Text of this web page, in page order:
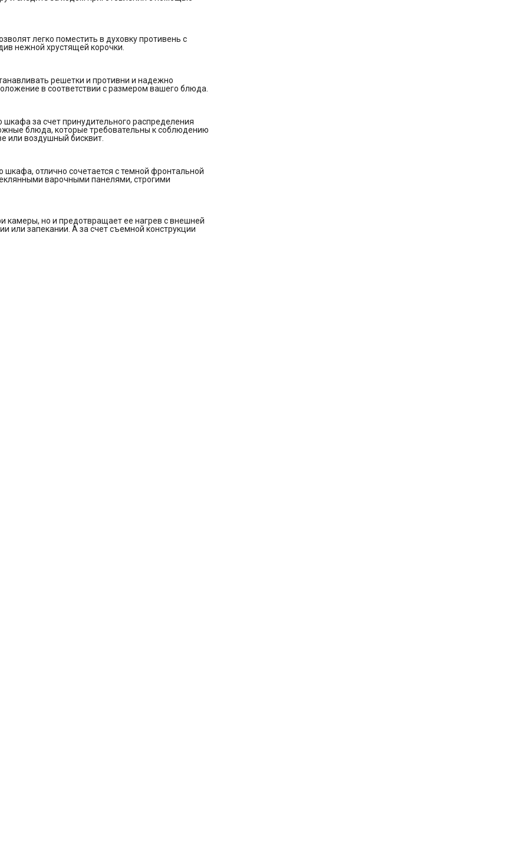
тушении или запекании. А за счет съемной конструкции
Объем: 70 л
Подсветка: есть
Количество режимов работы: 10
Режимы работы:
Верхний и нижний нагрев
Разморозка
Гриль
Усиленный гриль
Усиленный гриль + вентилятор
Эко режим
Тип управления: Полностью сенсорное
Материал панели управления: Нержавеющая сталь
Таймер
Дополнительная информация:
Открытие дверцы: Вниз
Полностью стеклянная внутренняя поверхность дверцы
легко поместить в духовку противень с
нежной хрустящей корочки.
решетки и противни и надежно
в соответствии с размером вашего блюда.
за счет принудительного распределения
блюда, которые требовательны к соблюдению
или воздушный бисквит.
отлично сочетается с темной фронтальной
варочными панелями, строгими
камеры, но и предотвращает ее нагрев с внешней
или запекании. А за счет съемной конструкции